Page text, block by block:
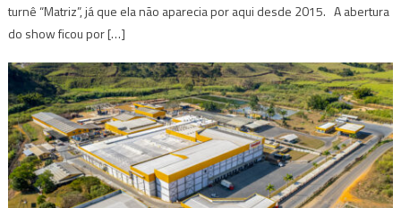
turnê “Matriz”, já que ela não aparecia por aqui desde 2015. A abertura
do show ficou por […]